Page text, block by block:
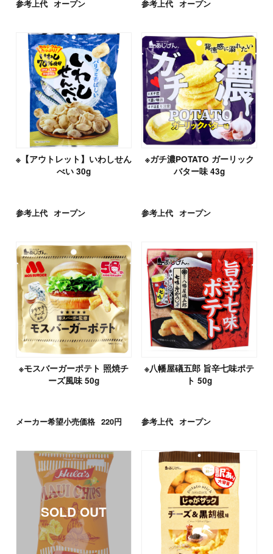
参考上代 オープン 参考上代 オープン
※【アウトレット】いわしせん
べい 30g
参考上代 オープン
※ガチ濃POTATO ガーリック
バター味 43g
参考上代 オープン
※モスバーガーポテト 照焼チ
ーズ風味 50g
メーカー希望小売価格 220円
※八幡屋礒五郎 旨辛七味ポテ
ト 50g
参考上代 オープン